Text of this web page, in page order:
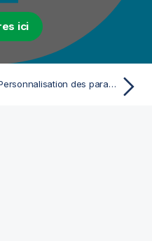
ici
Personnalisation des paramètres du projet